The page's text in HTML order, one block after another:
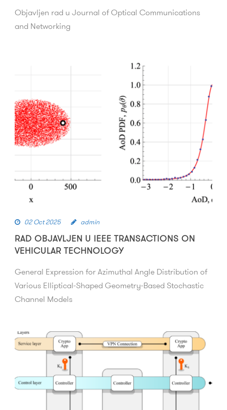
Objavljen rad u Journal of Optical Communications
and Networking
02 Oct 2025 admin
RAD OBJAVLJEN U IEEE TRANSACTIONS ON
VEHICULAR TECHNOLOGY
General Expression for Azimuthal Angle Distribution of
Various Elliptical-Shaped Geometry-Based Stochastic
Channel Models